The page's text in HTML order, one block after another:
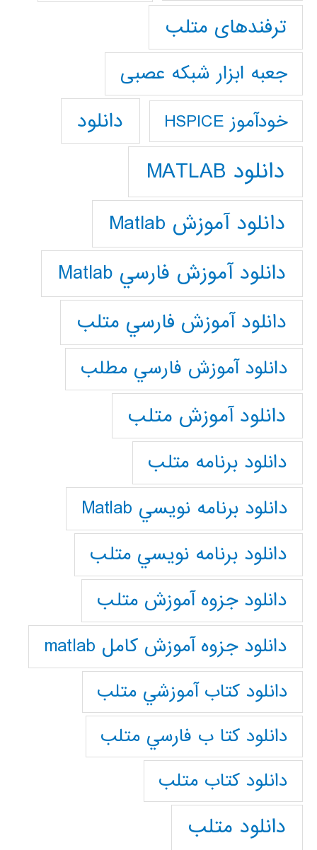
ترفندهای متلب
جعبه ابزار شبکه عصبی
خودآموز HSPICE دانلود
دانلود MATLAB
دانلود آموزش Matlab
دانلود آموزش فارسي Matlab
دانلود آموزش فارسي متلب
دانلود آموزش فارسي مطلب
دانلود آموزش متلب
دانلود برنامه متلب
دانلود برنامه نويسي Matlab
دانلود برنامه نويسي متلب
دانلود جزوه آموزش متلب
دانلود جزوه آموزش کامل matlab
دانلود كتاب آموزشي متلب
دانلود كتا ب فارسي متلب
دانلود كتاب متلب
دانلود متلب